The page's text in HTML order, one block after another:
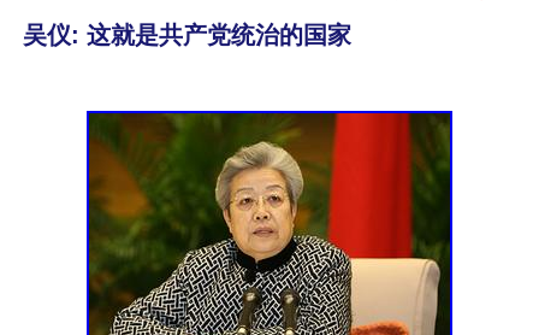
吴仪: 这就是共产党统治的国家